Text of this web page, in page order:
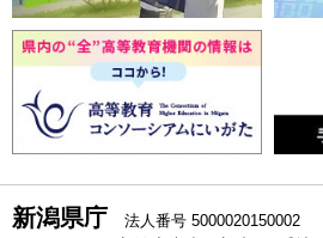
新潟県庁 法人番号 5000020150002